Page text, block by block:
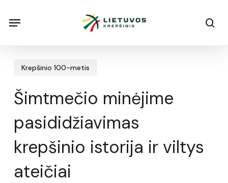
Menu
Krepšinio 100-metis
Šimtmečio minėjime
pasididžiavimas
krepšinio istorija ir viltys
ateičiai